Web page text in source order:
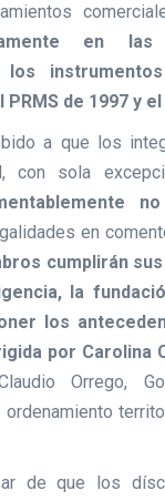
en las
los
de 1997 y el
a que los
con sola
en
cumplirán
la
los
por Carolina
Orrego,
de que los